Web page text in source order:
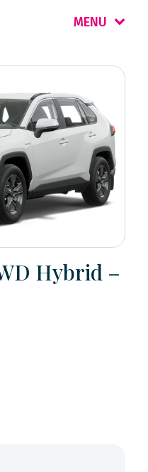
MENU
Hybrid –